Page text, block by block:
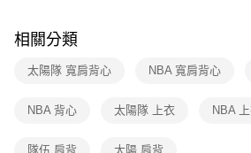
※ 交易是否成功請以「AFTEE先享後付 」之結帳
是否繳費成功／繳費後需取消欲退款等相關疑問
客戶支援中心」https://
１．透過由恩沛科技股份有限公司提供之「
權轉讓予恩沛科技股份有限公司。
相關分類
太陽隊 寬肩背心 NBA 寬肩背心
NBA 背心 太陽隊 上衣 NBA
隊伍 肩背 太陽 肩背